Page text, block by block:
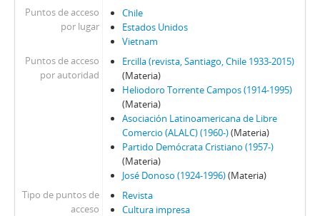
161 - Revista Ercilla. Año XXXIV, Nº 1759
162 - Revista Ercilla. Año XXXIV, Nº 1760
163 - Revista Ercilla. Año XXXIV, Nº 1761
164 - Revista Ercilla. Año XXXIV, Nº 1762
165 - Revista Ercilla. Año XXXIV, Nº 1763
ER - El Rebelde del MIR
H - Hoy (Magazine)
LG - La Gironda
LPa - La Patria
LP - La Prensa
M - Margarita
Puntos de acceso
por lugar
Chile
Estados Unidos
Vietnam
Puntos de acceso
por autoridad
Ercilla (revista, Santiago, Chile 1933-2015)
(Materia)
Heliodoro Torrente Campos (1914-1995)
(Materia)
Asociación Latinoamericana de Libre
Comercio (ALALC) (1960-)(Materia)
Partido Demócrata Cristiano (1957-)
(Materia)
José Donoso (1924-1996)(Materia)
Tipo de puntos de
acceso
Revista
Cultura impresa